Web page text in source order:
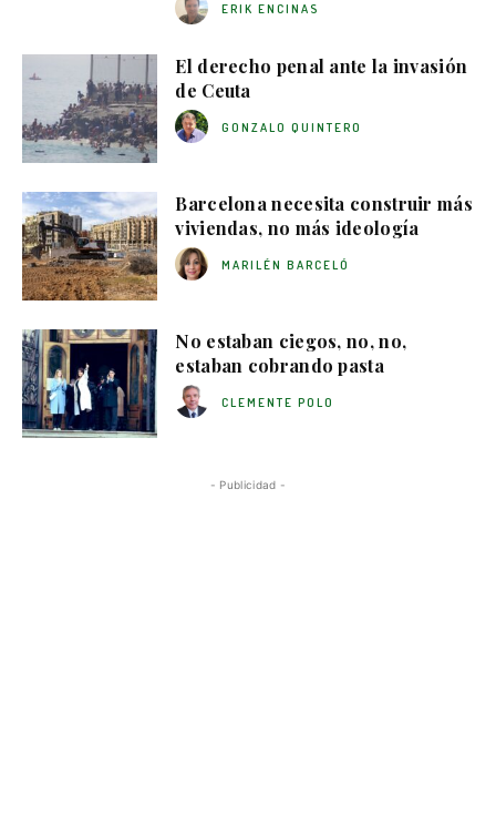
ERIK ENCINAS
El derecho penal ante la invasión
de Ceuta
GONZALO QUINTERO
Barcelona necesita construir más
viviendas, no más ideología
MARILÉN BARCELÓ
No estaban ciegos, no, no,
estaban cobrando pasta
CLEMENTE POLO
- Publicidad -